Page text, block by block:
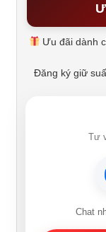
Ưu đãi dành
Đăng ký giữ
Tư
Chat